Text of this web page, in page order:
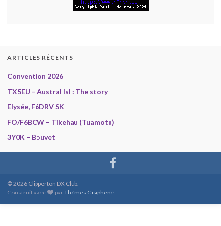
ARTICLES RÉCENTS
Convention 2026
TX5EU – Austral Isl : The story
Elysée, F6DRV SK
FO/F6BCW – Tikehau (Tuamotu)
3Y0K – Bouvet
© 2026 Clipperton DX Club.
Construit avec
parThèmes Graphene.